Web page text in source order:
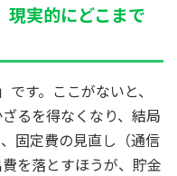
現実的にどこまで
す。ここがないと、
るを得なくなり、結局
固定費の見直し（通信
を落とすほうが、貯金